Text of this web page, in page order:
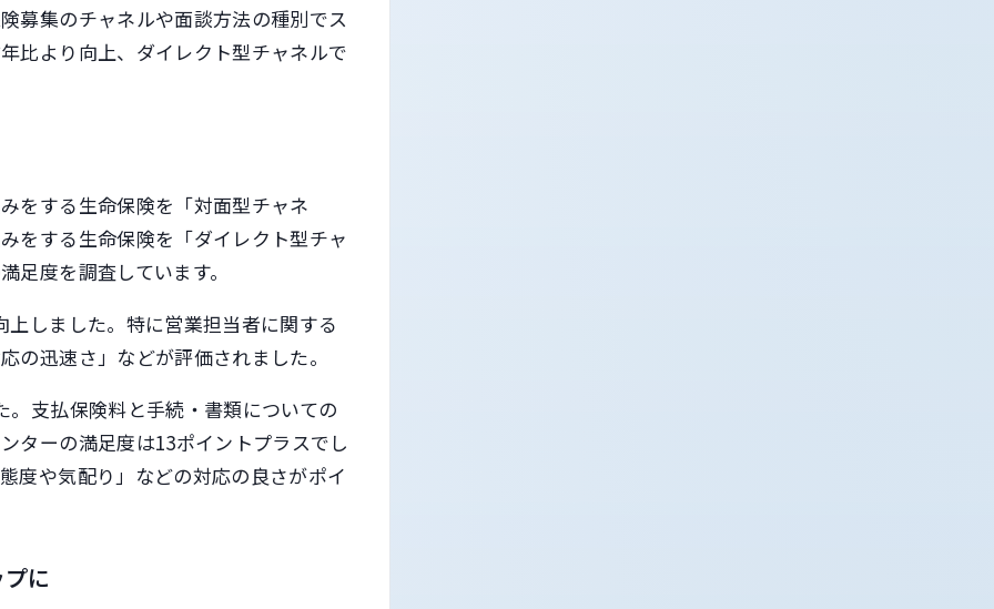
募集のチャネルや面談方法の種別でス
比より向上、ダイレクト型チャネルで
をする生命保険を「対面型チャネ
をする生命保険を「ダイレクト型チャ
足度を調査しています。
しました。特に営業担当者に関する
の迅速さ」などが評価されました。
支払保険料と手続・書類についての
ターの満足度は13ポイントプラスでし
度や気配り」などの対応の良さがポイ
に